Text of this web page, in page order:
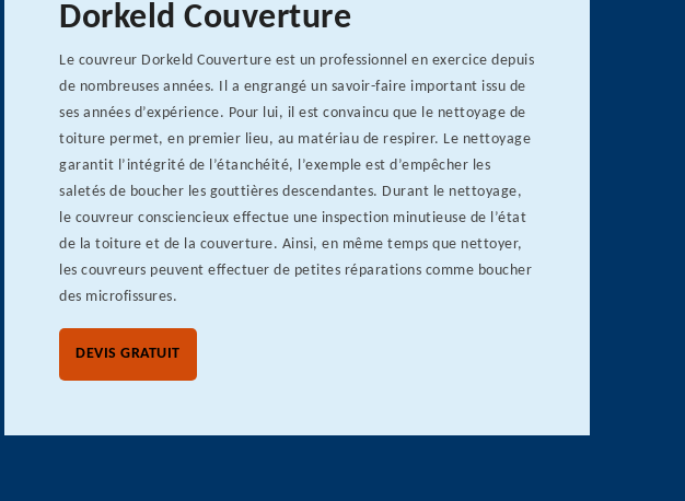
Dorkeld Couverture
Le couvreur Dorkeld Couverture est un professionnel en exercice depuis
de nombreuses années. Il a engrangé un savoir-faire important issu de
ses années d’expérience. Pour lui, il est convaincu que le nettoyage de
toiture permet, en premier lieu, au matériau de respirer. Le nettoyage
garantit l’intégrité de l’étanchéité, l’exemple est d’empêcher les
saletés de boucher les gouttières descendantes. Durant le nettoyage,
le couvreur consciencieux effectue une inspection minutieuse de l’état
de la toiture et de la couverture. Ainsi, en même temps que nettoyer,
les couvreurs peuvent effectuer de petites réparations comme boucher
des microfissures.
DEVIS GRATUIT